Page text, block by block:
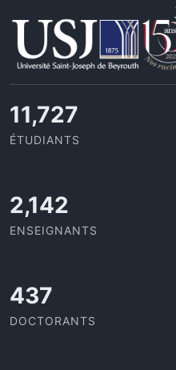
11,727
ÉTUDIANTS
2,142
ENSEIGNANTS
437
DOCTORANTS